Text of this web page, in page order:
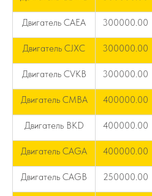
Двигатель CAEA 300000.00
Двигатель CJXC 300000.00
Двигатель CVKB 300000.00
Двигатель CMBA 400000.00
Двигатель BKD 400000.00
Двигатель CAGA 400000.00
Двигатель CAGB 250000.00